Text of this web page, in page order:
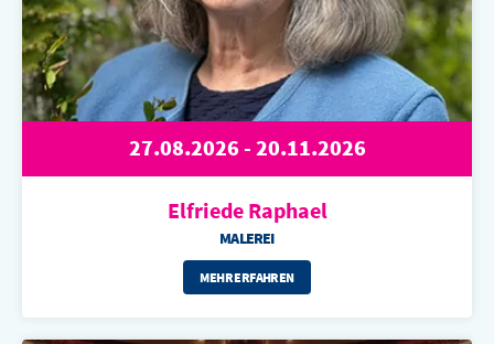
27.08.2026 - 20.11.2026
Elfriede Raphael
MALEREI
MEHR ERFAHREN